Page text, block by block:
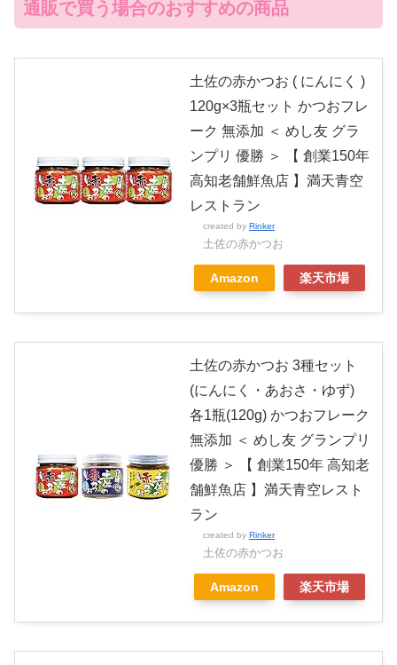
通販で買う場合のおすすめの商品
土佐の赤かつお ( にんにく )
120g×3瓶セット かつおフレ
ーク 無添加 ＜ めし友 グラ
ンプリ 優勝 ＞ 【 創業150年
高知老舗鮮魚店 】満天青空
レストラン
created by Rinker
土佐の赤かつお
Amazon 楽天市場
土佐の赤かつお 3種セット
(にんにく・あおさ・ゆず)
各1瓶(120g) かつおフレーク
無添加 ＜ めし友 グランプリ
優勝 ＞ 【 創業150年 高知老
舗鮮魚店 】満天青空レスト
ラン
created by Rinker
土佐の赤かつお
Amazon 楽天市場